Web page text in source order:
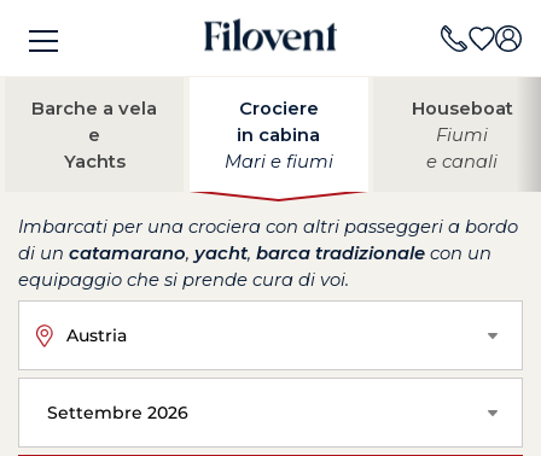
Barche a vela
e
Yachts
Crociere
in cabina
Mari e fiumi
Houseboat
Fiumi
e canali
Imbarcati per una crociera con altri passeggeri a bordo
di un catamarano, yacht, barca tradizionale con un
equipaggio che si prende cura di voi.
Austria
Settembre 2026